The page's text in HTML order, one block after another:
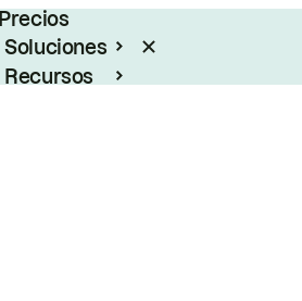
Precios
Soluciones
Recursos